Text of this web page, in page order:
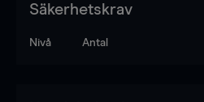
Säkerhetskrav
Nivå Antal